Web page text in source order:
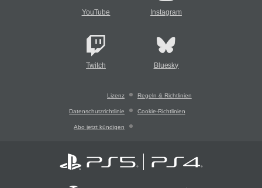
YouTube Instagram
Twitch Bluesky
Lizenz Regeln & Richtlinien
Datenschutzrichtlinie Cookie-Richtlinien
Abo jetzt kündigen